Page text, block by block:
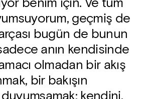
benim için. Ve tüm
geçmiş de
bugün de bunun
anın kendisinde
olmadan bir akış
bir bakışın